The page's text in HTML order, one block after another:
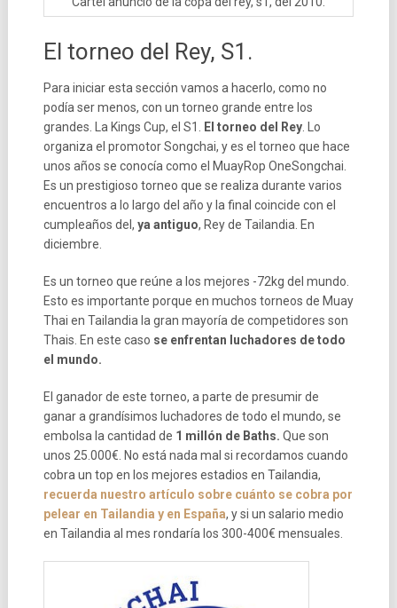
El torneo del Rey, S1.
Para iniciar esta sección vamos a hacerlo, como no
podía ser menos, con un torneo grande entre los
grandes. La Kings Cup, el S1. El torneo del Rey. Lo
organiza el promotor Songchai, y es el torneo que hace
unos años se conocía como el MuayRop OneSongchai.
Es un prestigioso torneo que se realiza durante varios
encuentros a lo largo del año y la final coincide con el
cumpleaños del, ya antiguo, Rey de Tailandia. En
diciembre.
Es un torneo que reúne a los mejores -72kg del mundo.
Esto es importante porque en muchos torneos de Muay
Thai en Tailandia la gran mayoría de competidores son
Thais. En este caso se enfrentan luchadores de todo
el mundo.
El ganador de este torneo, a parte de presumir de
ganar a grandísimos luchadores de todo el mundo, se
embolsa la cantidad de 1 millón de Baths. Que son
unos 25.000€. No está nada mal si recordamos cuando
cobra un top en los mejores estadios en Tailandia,
recuerda nuestro artículo sobre cuánto se cobra por
pelear en Tailandia y en España, y si un salario medio
en Tailandia al mes rondaría los 300-400€ mensuales.